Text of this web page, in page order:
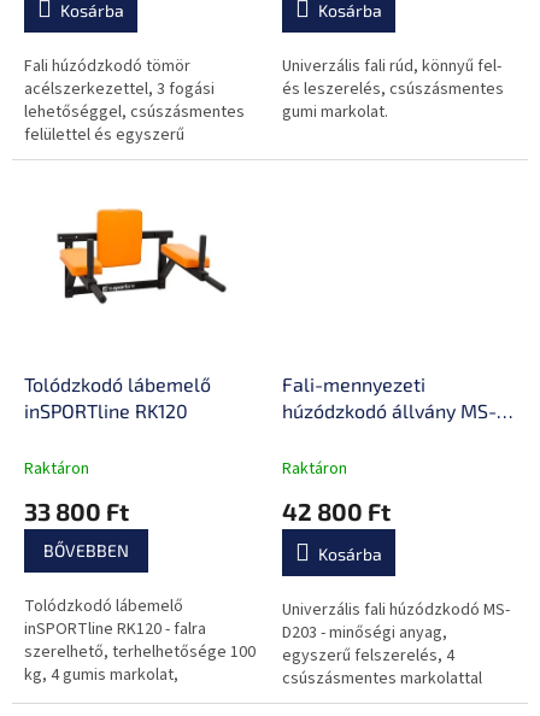
Kosárba
Fali húzódzkodó tömör
acélszerkezettel, 3 fogási
lehetőséggel, csúszásmentes
felülettel és egyszerű
felszereléssel.
Kosárba
Univerzális fali rúd, könnyű fel-
és leszerelés, csúszásmentes
gumi markolat.
Tolódzkodó lábemelő
inSPORTline RK120
Raktáron
33 800 Ft
BŐVEBBEN
Tolódzkodó lábemelő
inSPORTline RK120 - falra
szerelhető, terhelhetősége 100
kg, 4 gumis markolat,
kényelmes puha párnázat a kar-
Fali-mennyezeti
húzódzkodó állvány MS-
Raktáron
42 800 Ft
Kosárba
Univerzális fali húzódzkodó MS-
D203 - minőségi anyag,
egyszerű felszerelés, 4
csúszásmentes markolattal
ellátott, terhelhetősége 250 kg,